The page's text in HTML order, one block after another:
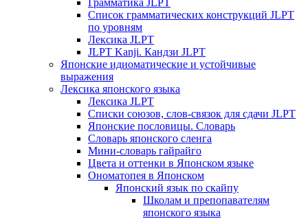
Грамматика JLPT
Список грамматических конструкций JLPT
по уровням
Лексика JLPT
JLPT Kanji. Кандзи JLPT
Японские идиоматические и устойчивые
выражения
Лексика японского языка
Лексика JLPT
Списки союзов, слов-связок для сдачи JLPT
Японские пословицы. Словарь
Словарь японского сленга
Мини-словарь гайрайго
Цвета и оттенки в Японском языке
Ономатопея в Японском
Японский язык по скайпу
Школам и препопавателям
японского языка